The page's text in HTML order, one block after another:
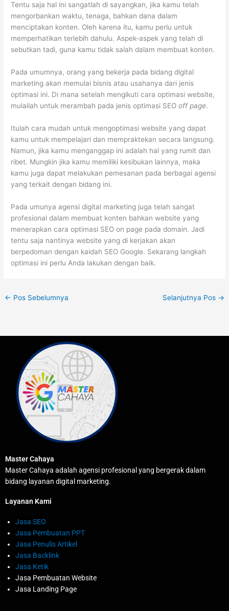
Tentu saja hal ini sangatlah di sayangkan, jika kamu telah
mengorbankan waktu, tenaga, bahkan dana dalam
menciptakan konten. Oleh karena itu, kamu perlu untuk
memperhatikan terlebih dahulu. Aspek-aspek yang telah di
sebutkan tadi, guna kamu tidak salah dalam membuat konten.
Pada umumnya, orang yang bekerja pada bidang digital
marketing akan memulai bisnis atau usahanya dari jenis
optimasi ini. Di mana setelah mengikuti cara optimasi website,
mulailah untuk merambah pada jenis optimasi SEOoff page.
Itulah cara mudah untuk mengoptimasi website yang dapat
kamu untuk mempelajari dan mempraktekan secara langsung.
Namun, jika kamu menganggap ini adalah hal yang rumit dan
ribet. Mungkin jika kamu memiliki kesibukan lainnya, maka
kamu juga dapat melakukan pemesanan pada berbagai agensi
yang terkait dengan bidang ini.
Pada umunya agensi digital marketing juga telah sangat
profesional dalam membuat konten bahkan website yang
menerapkan cara optimasi SEO on page pada domain. Jadi
tentu saja nantinya website yang di kerjakan akan
berpedoman dengan kaidah SEO Google. Sekarang langkah
optimasi ini perlu Anda lakukan dengan baik.
← Pos Sebelumnya Selanjutnya Pos →
Master Cahaya
Master Cahaya adalah agensi profesional yang bergerak dalam
bidang layanan digital marketing.
Layanan Kami
Jasa SEO
Jasa Pembuatan PPT
Jasa Penulis Artikel
Jasa Backlink
Jasa Ketik
Jasa Pembuatan Website
Jasa Landing Page